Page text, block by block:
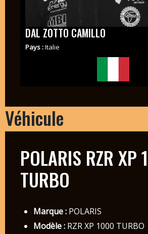
DAL ZOTTO CAMILLO
Pays :Italie
Véhicule
POLARIS RZR XP
TURBO
Marque :POLARIS
Modèle :RZR XP 1000 TURBO